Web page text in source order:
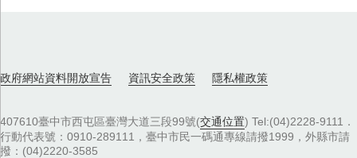
政府網站資料開放宣告 資訊安全政策 隱私權政策
407610臺中市西屯區臺灣大道三段99號(交通位置) Tel:(04)2228-9111．
行動代表號：0910-289111，臺中市民一碼通專線請撥1999，外縣市請
撥：(04)2220-3585